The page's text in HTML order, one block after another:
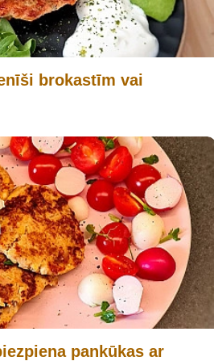
brokastīm vai
pankūkas ar